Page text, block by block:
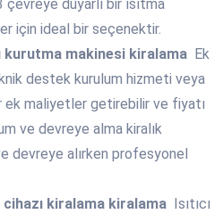
çevreye duyarlı bir ısıtma
için ideal bir seçenektir.
kurutma makinesi kiralama Ek
destek kurulum hizmeti veya
ek maliyetler getirebilir ve fiyatı
ve devreye alma kiralık
devreye alırken profesyonel
cihazı kiralama kiralama Isıtıcı